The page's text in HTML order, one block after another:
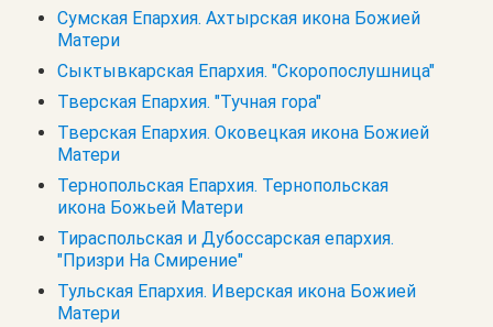
Сумская Епархия. Ахтырская икона Божией
Матери
Сыктывкарская Епархия. "Скоропослушница"
Тверская Епархия. "Тучная гора"
Тверская Епархия. Оковецкая икона Божией
Матери
Тернопольская Епархия. Тернопольская
икона Божьей Матери
Тираспольская и Дубоссарская епархия.
"Призри На Смирение"
Тульская Епархия. Иверская икона Божией
Матери